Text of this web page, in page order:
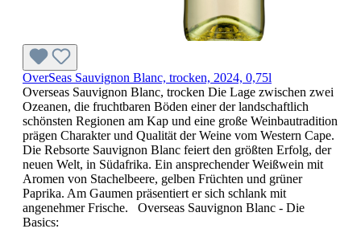
OverSeas Sauvignon Blanc, trocken, 2024, 0,75l
Overseas Sauvignon Blanc, trocken Die Lage zwischen zwei
Ozeanen, die fruchtbaren Böden einer der landschaftlich
schönsten Regionen am Kap und eine große Weinbautradition
prägen Charakter und Qualität der Weine vom Western Cape.
Die Rebsorte Sauvignon Blanc feiert den größten Erfolg, der
neuen Welt, in Südafrika. Ein ansprechender Weißwein mit
Aromen von Stachelbeere, gelben Früchten und grüner
Paprika. Am Gaumen präsentiert er sich schlank mit
angenehmer Frische. Overseas Sauvignon Blanc - Die
Basics: